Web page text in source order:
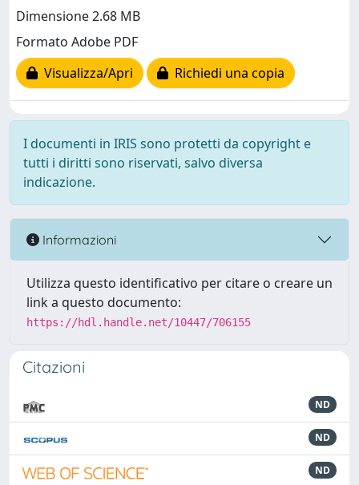
Dimensione 2.68 MB
Formato Adobe PDF
Visualizza/Apri
Richiedi una copia
I documenti in IRIS sono protetti da copyright e
tutti i diritti sono riservati, salvo diversa
indicazione.
Informazioni
Utilizza questo identificativo per citare o creare un
link a questo documento:
https://hdl.handle.net/10447/706155
Citazioni
ND
ND
ND